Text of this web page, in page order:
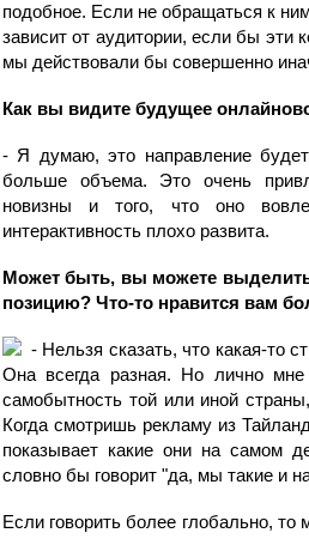
подобное. Если не обращаться к
зависит от аудитории, если бы эти
мы действовали бы совершенно
Как вы видите будущее
- Я думаю, это направление
больше объема. Это очень
новизны и того, что оно
интерактивность плохо развита.
Может быть, вы можете
позицию? Что-то нравится вам
- Нельзя сказать, что какая-то
Она всегда разная. Но лично мне
самобытность той или иной
Когда смотришь рекламу из
показывает какие они на самом
словно бы говорит "да, мы такие и
Если говорить более глобально,